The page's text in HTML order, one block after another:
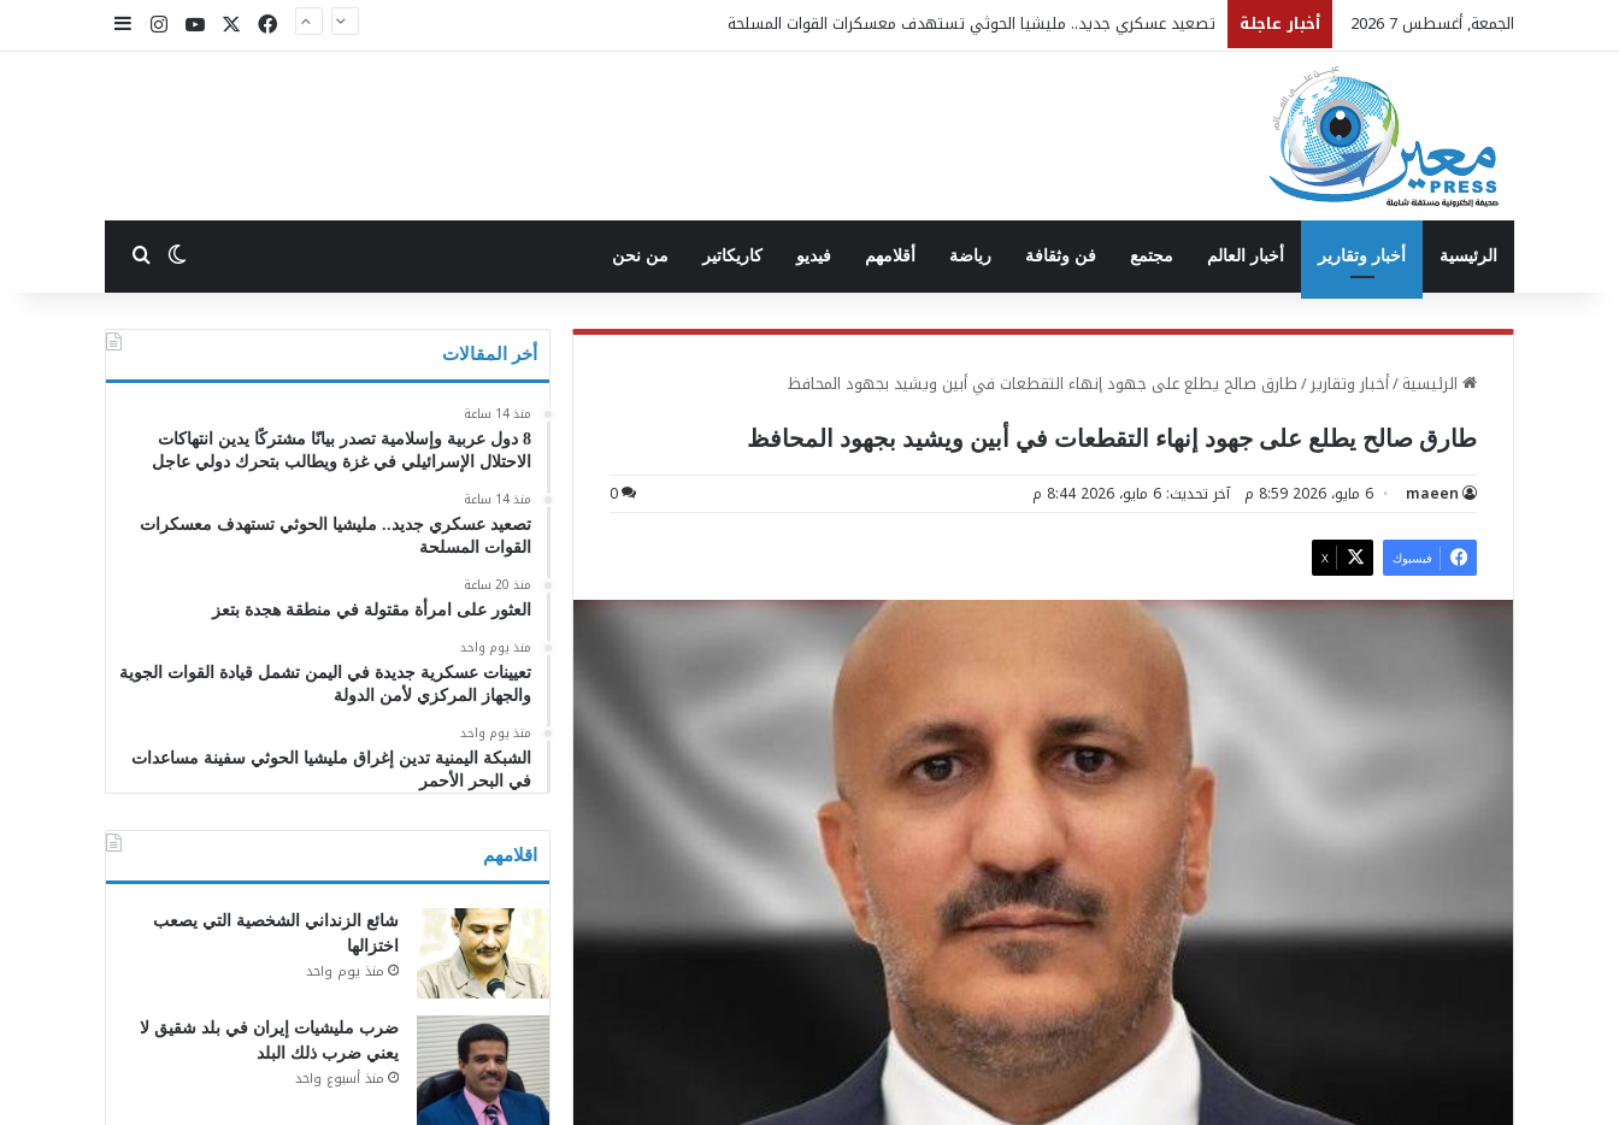
الجمعة, أغسطس 7 2026 أخبار عاجلة تصعيد عسكري جديد.. مليشيا الحوثي تستهدف معسكرات القوات المسلحة فيسبوكيوتيوبانستقرامإضافة عمود
الرئيسية أخبار وتقارير أخبار العالم مجتمع فن وثقافة رياضة أقلامهم فيديو كاريكاتير من نحن الوضع المظلم
بحث عن
الرئيسية/أخبار وتقارير/طارق صالح يطلع على جهود إنهاء التقطعات في أبين ويشيد بجهود المحافظ
طارق صالح يطلع على جهود إنهاء التقطعات في أبين ويشيد بجهود المحافظ
maeen 6 مايو، 2026 8:59 م آخر تحديث: 6 مايو، 2026 8:44 م 0
فيسبوك X
أخر المقالات
منذ 14 ساعة
8 دول عربية وإسلامية تصدر بيانًا مشتركًا يدين انتهاكات
الاحتلال الإسرائيلي في غزة ويطالب بتحرك دولي عاجل
منذ 14 ساعة
تصعيد عسكري جديد.. مليشيا الحوثي تستهدف معسكرات
القوات المسلحة
منذ 20 ساعة
العثور على امرأة مقتولة في منطقة هجدة بتعز
منذ يوم واحد
تعيينات عسكرية جديدة في اليمن تشمل قيادة القوات الجوية
والجهاز المركزي لأمن الدولة
منذ يوم واحد
الشبكة اليمنية تدين إغراق مليشيا الحوثي سفينة مساعدات
في البحر الأحمر
اقلامهم
شائع الزنداني الشخصية التي يصعب
اختزالها
منذ يوم واحد
ضرب مليشيات إيران في بلد شقيق لا
يعني ضرب ذلك البلد
منذ أسبوع واحد